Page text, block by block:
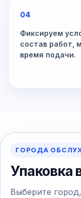
04
Фиксируем
состав работ,
время подачи.
ГОРОДА
Упаковка
Выберите